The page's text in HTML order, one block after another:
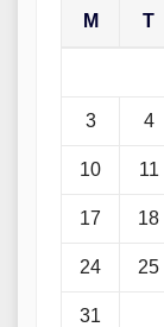
M T
3 4
10 11
17 18
24 25
31